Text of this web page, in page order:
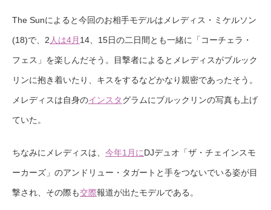
The Sunによると今回のお相手モデルはメレディス・ミケルソン
(18)で、2 人は4月 14、15日の二日間とも一緒に「コーチェラ・
フェス」を楽しんだそう。目撃者によるとメレディスがブルック
リンに抱き着いたり、キスをするなどかなり親密であったそう。
メレディスは自身のインスタグラムにブルックリンの写真も上げ
ていた。
ちなみにメレディスは、 今年1月にDJデュオ「ザ・チェインスモ
ーカーズ」のアンドリュー・タガートと手をつないでいる姿が目
撃され、その際も交際報道が出たモデルである。